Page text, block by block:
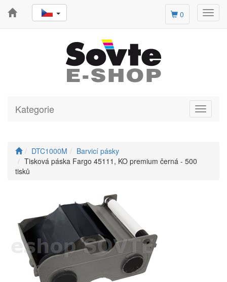
0
Toggle
Kategorie
DTC1000M
Barvicí pásky
Tisková páska Fargo 45111, KO premium černá - 500
tisků